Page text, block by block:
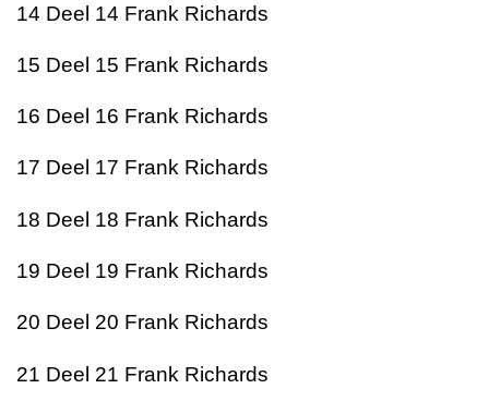
14 Deel 14 Frank Richards
15 Deel 15 Frank Richards
16 Deel 16 Frank Richards
17 Deel 17 Frank Richards
18 Deel 18 Frank Richards
19 Deel 19 Frank Richards
20 Deel 20 Frank Richards
21 Deel 21 Frank Richards